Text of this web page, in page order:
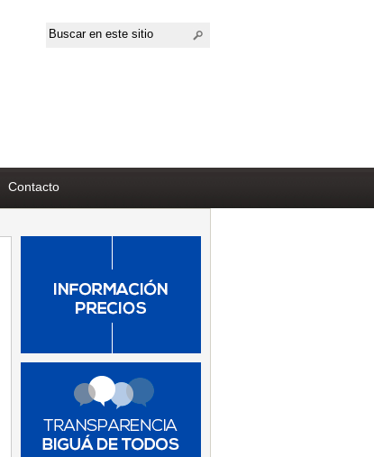
Contacto